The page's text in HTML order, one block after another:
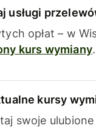
usługi
opłat – w
kurs wymiany.
kursy
swoje